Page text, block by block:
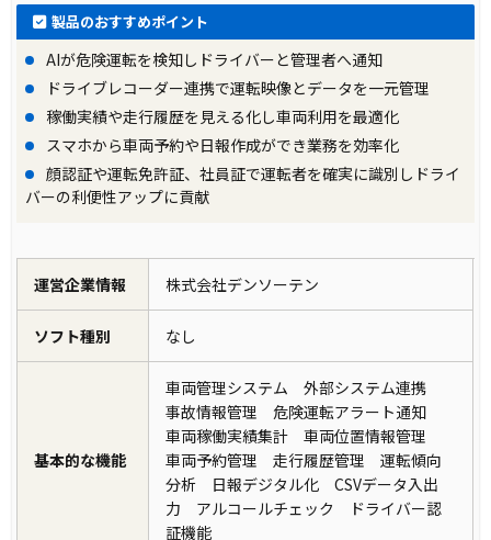
製品のおすすめポイント
AIが危険運転を検知しドライバーと管理者へ通知
ドライブレコーダー連携で運転映像とデータを一元管理
稼働実績や走行履歴を見える化し車両利用を最適化
スマホから車両予約や日報作成ができ業務を効率化
顔認証や運転免許証、社員証で運転者を確実に識別しドライ
バーの利便性アップに貢献
運営企業情報 株式会社デンソーテン
ソフト種別 なし
基本的な機能
車両管理システム 外部システム連携
事故情報管理 危険運転アラート通知
車両稼働実績集計 車両位置情報管理
車両予約管理 走行履歴管理 運転傾向
分析 日報デジタル化 CSVデータ入出
力 アルコールチェック ドライバー認
証機能